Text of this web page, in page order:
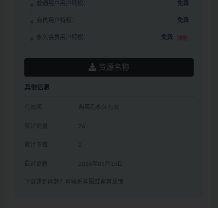
普通用户用户特权： 免费
会员用户特权： 免费
永久会员用户特权： 免费 推荐
资源名称
其他信息
有效期 购买后永久有效
累计销量 76
累计下载 2
最近更新 2026年05月15日
下载遇到问题？可联系客服或留言反馈